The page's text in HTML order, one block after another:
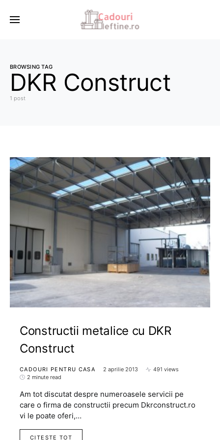
BROWSING TAG
DKR Construct
1 post
Constructii metalice cu DKR
Construct
CADOURI PENTRU CASA 2 aprilie 2013
491 views
2 minute read
Am tot discutat despre numeroasele servicii pe
care o firma de constructii precum Dkrconstruct.ro
vi le poate oferi,…
CITESTE TOT